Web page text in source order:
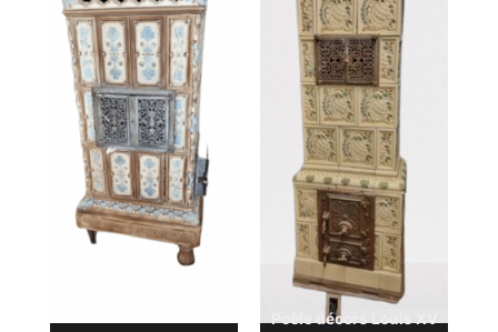
Poêle décors Louis XV